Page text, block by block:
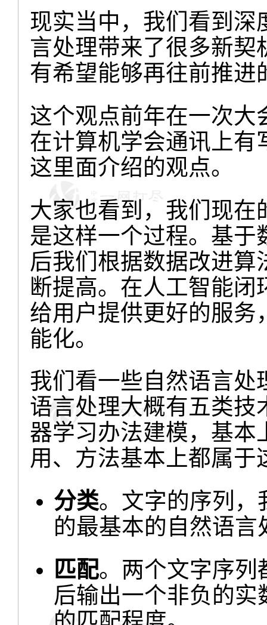
现实当中，我们看到深
言处理带来了很多新
有希望能够再往前推进
这个观点前年在一次大
在计算机学会通讯上有
这里面介绍的观点。
大家也看到，我们现
是这样一个过程。基
后我们根据数据改进
断提高。在人工智能
给用户提供更好的服务
能化。
我们看一些自然语言处
语言处理大概有五类技
器学习办法建模，基本
用、方法基本上都属于
分类。文字的序列，
的最基本的自然语言
匹配。两个文字序列
后输出一个非负的